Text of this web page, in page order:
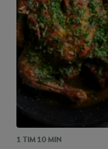
1 TIM 10 MIN